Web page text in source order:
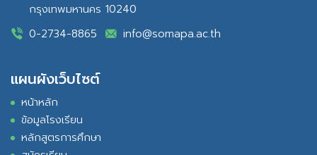
กรุงเทพมหานคร 10240
0-2734-8865
info@somapa.ac.th
แผนผังเว็บไซต์
หน้าหลัก
ข้อมูลโรงเรียน
หลักสูตรการศึกษา